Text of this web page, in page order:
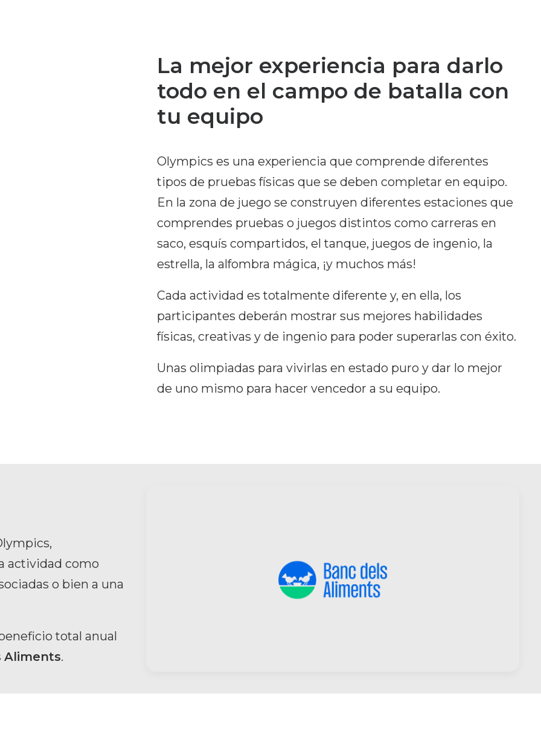
La mejor experiencia para darlo
todo en el campo de batalla con
tu equipo
Olympics es una experiencia que comprende diferentes
tipos de pruebas físicas que se deben completar en equipo.
En la zona de juego se construyen diferentes estaciones que
comprendes pruebas o juegos distintos como carreras en
saco, esquís compartidos, el tanque, juegos de ingenio, la
estrella, la alfombra mágica, ¡y muchos más!
Cada actividad es totalmente diferente y, en ella, los
participantes deberán mostrar sus mejores habilidades
físicas, creativas y de ingenio para poder superarlas con éxito.
Unas olimpiadas para vivirlas en estado puro y dar lo mejor
de uno mismo para hacer vencedor a su equipo.
actividad como
o bien a una
total anual
Aliments.